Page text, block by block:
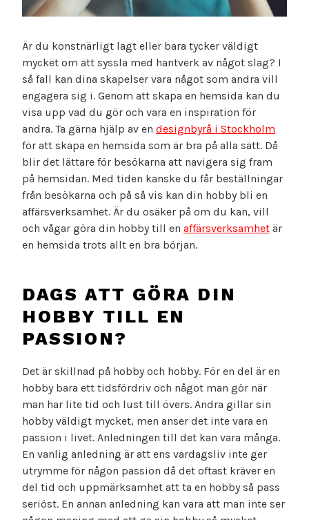
Är du konstnärligt lagt eller bara tycker väldigt
mycket om att syssla med hantverk av något slag? I
så fall kan dina skapelser vara något som andra vill
engagera sig i. Genom att skapa en hemsida kan du
visa upp vad du gör och vara en inspiration för
andra. Ta gärna hjälp av en designbyrå i Stockholm
för att skapa en hemsida som är bra på alla sätt. Då
blir det lättare för besökarna att navigera sig fram
på hemsidan. Med tiden kanske du får beställningar
från besökarna och på så vis kan din hobby bli en
affärsverksamhet. Är du osäker på om du kan, vill
och vågar göra din hobby till en affärsverksamhet är
en hemsida trots allt en bra början.
DAGS ATT GÖRA DIN
HOBBY TILL EN
PASSION?
Det är skillnad på hobby och hobby. För en del är en
hobby bara ett tidsfördriv och något man gör när
man har lite tid och lust till övers. Andra gillar sin
hobby väldigt mycket, men anser det inte vara en
passion i livet. Anledningen till det kan vara många.
En vanlig anledning är att ens vardagsliv inte ger
utrymme för någon passion då det oftast kräver en
del tid och uppmärksamhet att ta en hobby så pass
seriöst. En annan anledning kan vara att man inte ser